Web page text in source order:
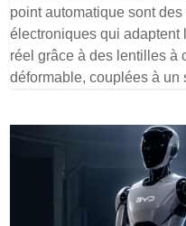
point automatique sont
électroniques qui adaptent
réel grâce à des lentilles à
déformable, couplées à un